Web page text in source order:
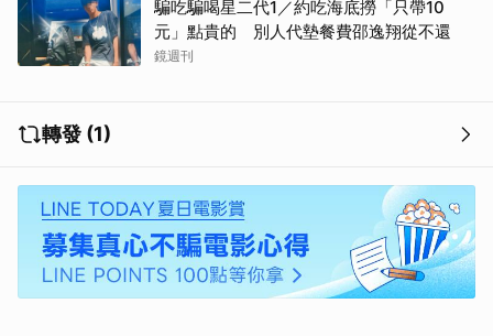
騙吃騙喝星二代1／約吃海底撈「只帶10
元」點貴的 別人代墊餐費邵逸翔從不還
鏡週刊
轉發 (1)